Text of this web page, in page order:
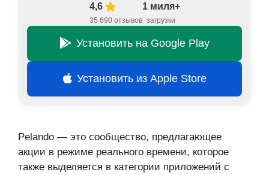
4,6
35 690 отзывов
1 миля+
загрузки
Установить на Google Play
Установить из Apple Store
Pelando — это сообщество, предлагающее
акции в режиме реального времени, которое
также выделяется в категории приложений с